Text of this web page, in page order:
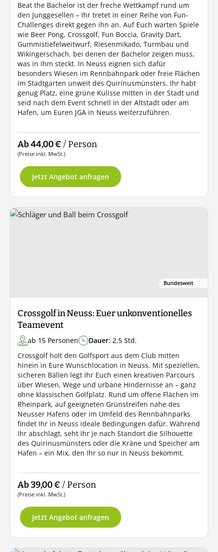
Beat the Bachelor ist der freche Wettkampf rund um
den Junggesellen – Ihr tretet in einer Reihe von Fun-
Challenges direkt gegen ihn an. Auf Euch warten Spiele
wie Beer Pong, Crossgolf, Fun Boccia, Gravity Dart,
Gummistiefelweitwurf, Riesenmikado, Turmbau und
Wikingerschach, bei denen der Bachelor zeigen muss,
was in ihm steckt. In Neuss eignen sich dafür
besonders Wiesen im Rennbahnpark oder freie Flächen
im Stadtgarten unweit des Quirinusmünsters. Ihr habt
genug Platz, eine grüne Kulisse mitten in der Stadt und
seid nach dem Event schnell in der Altstadt oder am
Hafen, um Euren JGA in Neuss weiterzuführen.
Ab 44,00 € / Person
(Preise inkl. MwSt.)
Jetzt Angebot anfragen
Bundesweit
Crossgolf in Neuss: Euer unkonventionelles
Teamevent
ab 15 Personen Dauer: 2,5 Std.
Crossgolf holt den Golfsport aus dem Club mitten
hinein in Eure Wunschlocation in Neuss. Mit speziellen,
sicheren Bällen legt Ihr Euch einen kreativen Parcours
über Wiesen, Wege und urbane Hindernisse an – ganz
ohne klassischen Golfplatz. Rund um offene Flächen im
Rheinpark, auf geeigneten Grünstreifen nahe des
Neusser Hafens oder im Umfeld des Rennbahnparks
findet Ihr in Neuss ideale Bedingungen dafür. Während
Ihr abschlagt, seht Ihr je nach Standort die Silhouette
des Quirinusmünsters oder die Kräne und Speicher am
Hafen – ein Mix, den Ihr so nur in Neuss bekommt.
Ab 39,00 € / Person
(Preise inkl. MwSt.)
Jetzt Angebot anfragen